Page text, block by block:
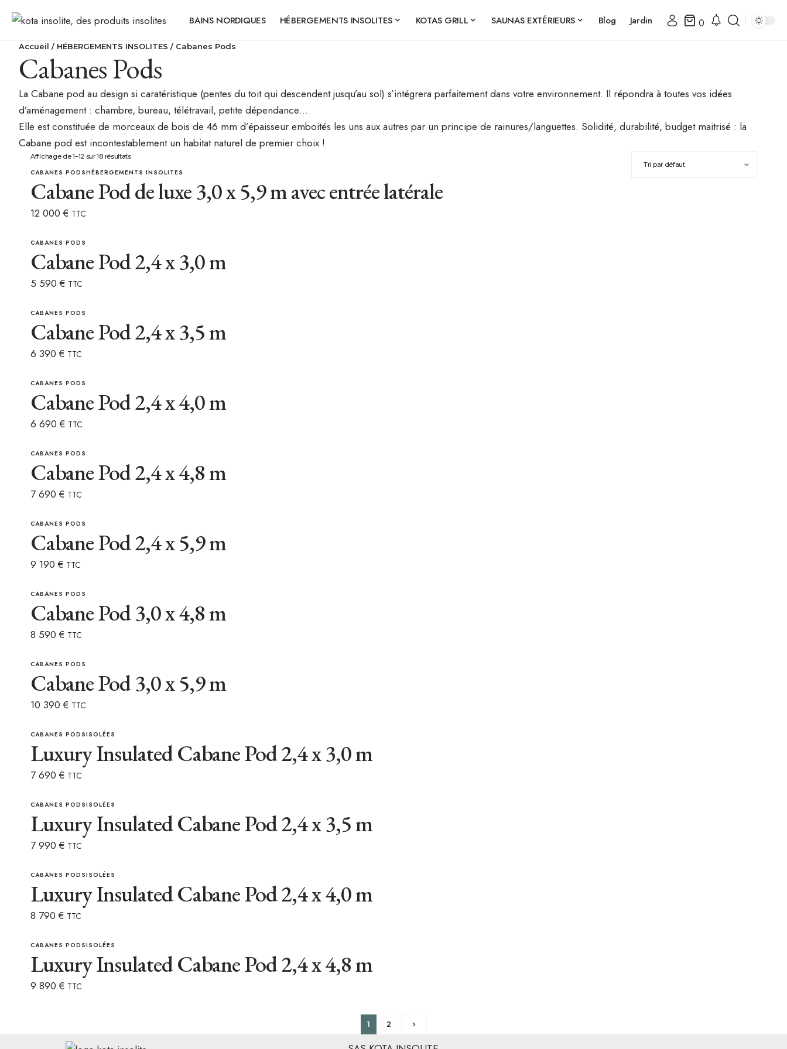
BAINS NORDIQUES HÉBERGEMENTS INSOLITES KOTAS GRILL SAUNAS EXTÉRIEURS Blog Jardin 0
Accueil / HÉBERGEMENTS INSOLITES / Cabanes Pods
Cabanes Pods
La Cabane pod au design si caratéristique (pentes du toit qui descendent jusqu’au sol) s’intégrera parfaitement dans votre environnement. Il répondra à toutes vos idées
d’aménagement : chambre, bureau, télétravail, petite dépendance…
Elle est constituée de morceaux de bois de 46 mm d’épaisseur emboités les uns aux autres par un principe de rainures/languettes. Solidité, durabilité, budget maitrisé : la
Cabane pod est incontestablement un habitat naturel de premier choix !
Affichage de 1–12 sur 18 résultats
CABANES PODSHÉBERGEMENTS INSOLITES
Cabane Pod de luxe 3,0 x 5,9 m avec entrée latérale
12 000€ TTC
CABANES PODS
Cabane Pod 2,4 x 3,0 m
5 590€ TTC
CABANES PODS
Cabane Pod 2,4 x 3,5 m
6 390€ TTC
CABANES PODS
Cabane Pod 2,4 x 4,0 m
6 690€ TTC
CABANES PODS
Cabane Pod 2,4 x 4,8 m
7 690€ TTC
CABANES PODS
Cabane Pod 2,4 x 5,9 m
9 190€ TTC
CABANES PODS
Cabane Pod 3,0 x 4,8 m
8 590€ TTC
CABANES PODS
Cabane Pod 3,0 x 5,9 m
10 390€ TTC
CABANES PODSISOLÉES
Luxury Insulated Cabane Pod 2,4 x 3,0 m
7 690€ TTC
CABANES PODSISOLÉES
Luxury Insulated Cabane Pod 2,4 x 3,5 m
7 990€ TTC
CABANES PODSISOLÉES
Luxury Insulated Cabane Pod 2,4 x 4,0 m
8 790€ TTC
CABANES PODSISOLÉES
Luxury Insulated Cabane Pod 2,4 x 4,8 m
9 890€ TTC
1 2